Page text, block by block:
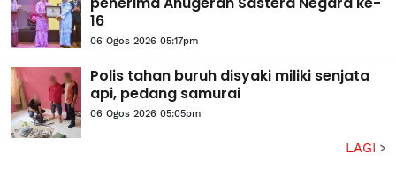
16
06 Ogos 2026 05:17pm
Polis tahan buruh disyaki miliki senjata
api, pedang samurai
06 Ogos 2026 05:05pm
LAGI